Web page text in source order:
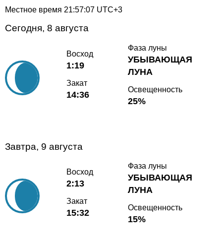
Местное время 21:57:07 UTC+3
Сегодня, 8 августа
Восход
1:19
Закат
14:36
Фаза луны
УБЫВАЮЩАЯ
ЛУНА
Освещенность
25%
Завтра, 9 августа
Восход
2:13
Закат
15:32
Фаза луны
УБЫВАЮЩАЯ
ЛУНА
Освещенность
15%